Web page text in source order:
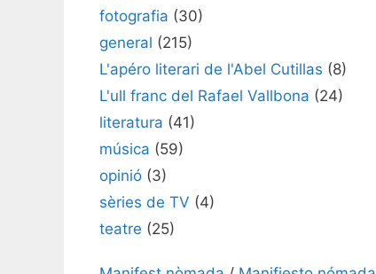
fotografia (30)
general (215)
L'apéro literari de l'Abel Cutillas (8)
L'ull franc del Rafael Vallbona (24)
literatura (41)
música (59)
opinió (3)
sèries de TV (4)
teatre (25)